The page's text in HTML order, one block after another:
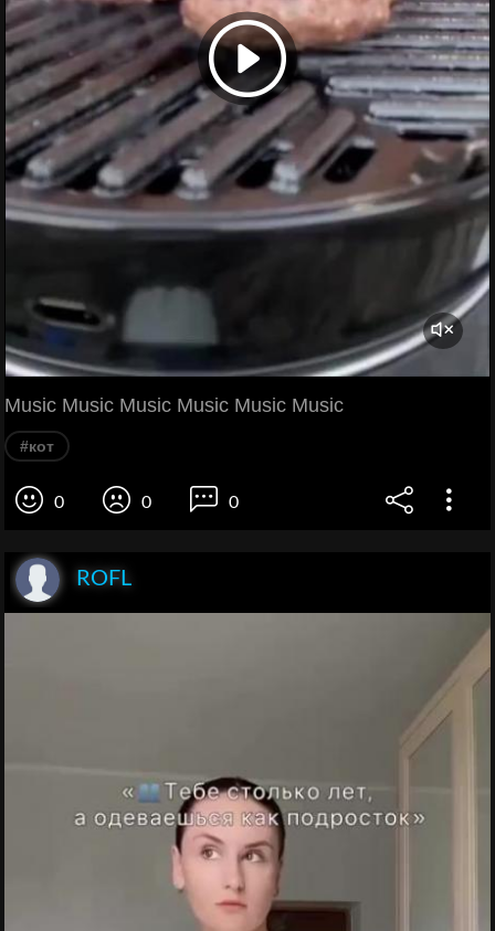
Music Music Music Music Music Music
#кот
0 0 0
ROFL